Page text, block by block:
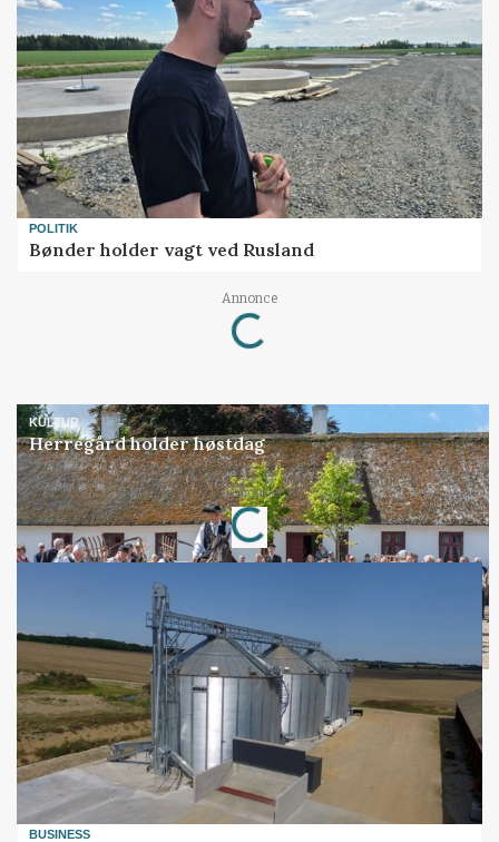
POLITIK
Bønder holder vagt ved Rusland
Annonce
Loading...
KULTUR
Herregård holder høstdag
Annonce
Loading...
BUSINESS